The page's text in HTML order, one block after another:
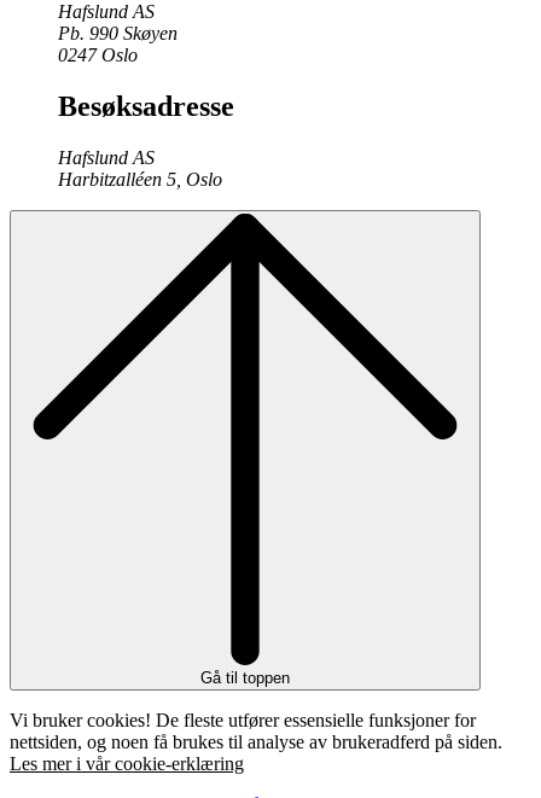
Hafslund AS
Pb. 990 Skøyen
0247 Oslo
Besøksadresse
Hafslund AS
Harbitzalléen 5, Oslo
Gå til toppen
Vi bruker cookies! De fleste utfører essensielle funksjoner for
nettsiden, og noen få brukes til analyse av brukeradferd på siden.
Les mer i vår cookie-erklæring